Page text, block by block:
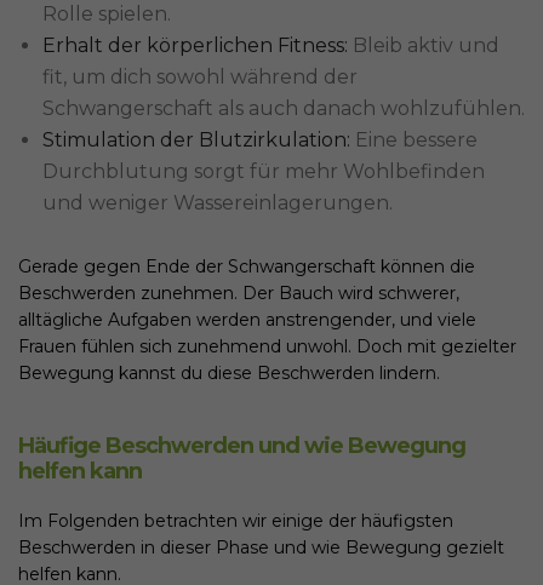
Rolle spielen.
Erhalt der körperlichen Fitness: Bleib aktiv und
fit, um dich sowohl während der
Schwangerschaft als auch danach wohlzufühlen.
Stimulation der Blutzirkulation: Eine bessere
Durchblutung sorgt für mehr Wohlbefinden
und weniger Wassereinlagerungen.
Gerade gegen Ende der Schwangerschaft können die
Beschwerden zunehmen. Der Bauch wird schwerer,
alltägliche Aufgaben werden anstrengender, und viele
Frauen fühlen sich zunehmend unwohl. Doch mit gezielter
Bewegung kannst du diese Beschwerden lindern.
Häufige Beschwerden und wie Bewegung
helfen kann
Im Folgenden betrachten wir einige der häufigsten
Beschwerden in dieser Phase und wie Bewegung gezielt
helfen kann.